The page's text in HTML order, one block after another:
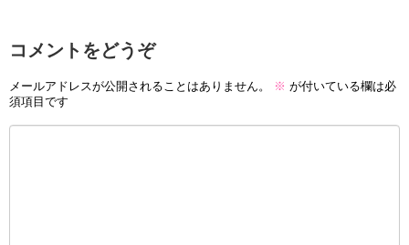
コメントをどうぞ
メールアドレスが公開されることはありません。 ※ が付いている欄は必
須項目です